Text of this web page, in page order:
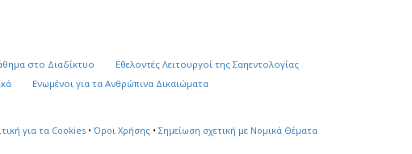
στο Διαδίκτυο
Εθελοντές Λειτουργοί της Σαηεντολογίας
Ενωµένοι για τα Ανθρώπινα Δικαιώµατα
για τα Cookies • Όροι Χρήσης • Σημείωση σχετική με Νομικά Θέματα